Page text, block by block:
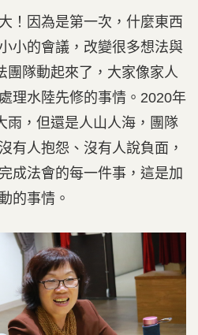
！因為是第一次，什麼東西
小的會議，改變很多想法與
團隊動起來了，大家像家人
理水陸先修的事情。2020年
雨，但還是人山人海，團隊
有人抱怨、沒有人說負面，
成法會的每一件事，這是加
的事情。